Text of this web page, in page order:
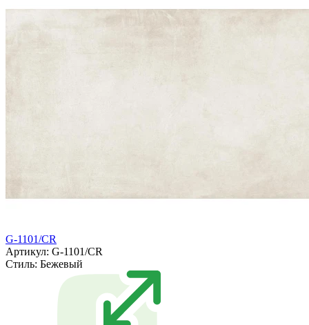
G-1101/CR
Артикул: G-1101/CR
Стиль: Бежевый